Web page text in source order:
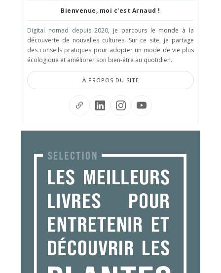
Bienvenue, moi c'est Arnaud !
Digital nomad depuis 2020, je parcours le monde à la
découverte de nouvelles cultures. Sur ce site, je partage
des conseils pratiques pour adopter un mode de vie plus
écologique et améliorer son bien-être au quotidien.
À PROPOS DU SITE